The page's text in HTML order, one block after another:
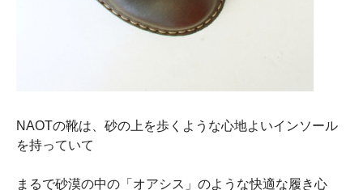
NAOTの靴は、砂の上を歩くような心地よいインソール
を持っていて
まるで砂漠の中の「オアシス」のような快適な履き心